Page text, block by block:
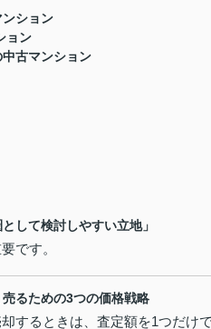
ション
ョン
古マンション
して検討しやすい立地」
です。
るための3つの価格戦略
するときは、査定額を1つだけ